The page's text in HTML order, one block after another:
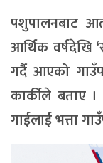
पशुपालनबाट
आर्थिक वर्षदेखि
गर्दै आएको
कार्कीले बताए
गाईलाई भत्ता